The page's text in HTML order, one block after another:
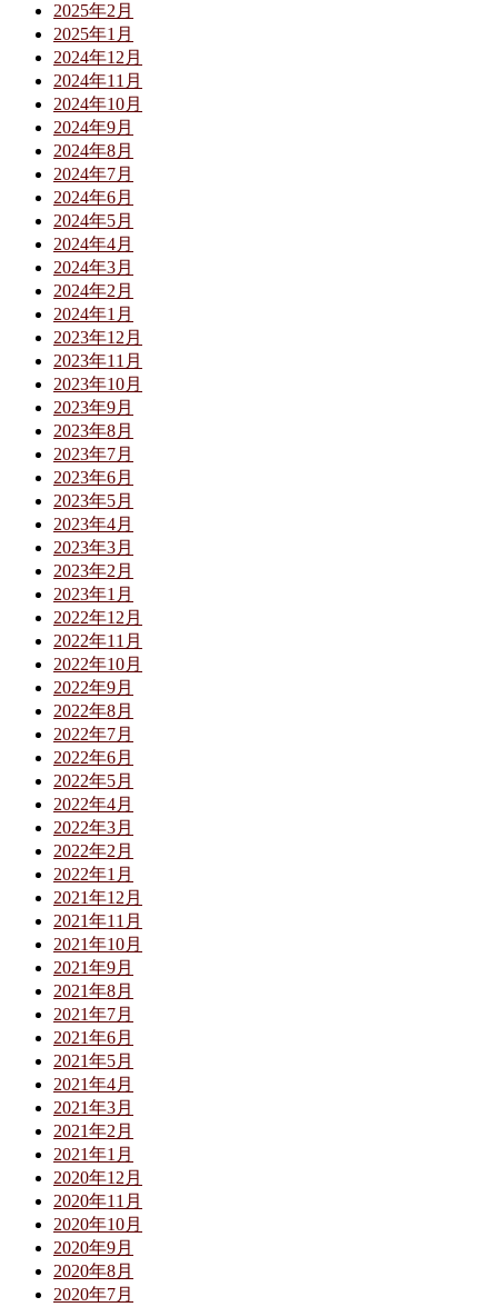
2025年2月
2025年1月
2024年12月
2024年11月
2024年10月
2024年9月
2024年8月
2024年7月
2024年6月
2024年5月
2024年4月
2024年3月
2024年2月
2024年1月
2023年12月
2023年11月
2023年10月
2023年9月
2023年8月
2023年7月
2023年6月
2023年5月
2023年4月
2023年3月
2023年2月
2023年1月
2022年12月
2022年11月
2022年10月
2022年9月
2022年8月
2022年7月
2022年6月
2022年5月
2022年4月
2022年3月
2022年2月
2022年1月
2021年12月
2021年11月
2021年10月
2021年9月
2021年8月
2021年7月
2021年6月
2021年5月
2021年4月
2021年3月
2021年2月
2021年1月
2020年12月
2020年11月
2020年10月
2020年9月
2020年8月
2020年7月